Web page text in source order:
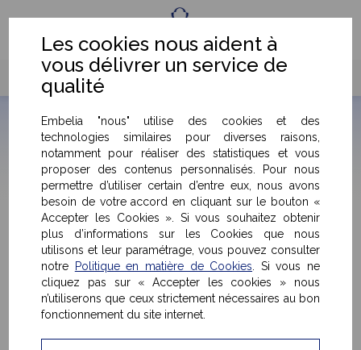
Détails & caractéristiques du produit
< Retour
Les cookies nous aident à
vous délivrer un service de
qualité
Embelia "nous" utilise des cookies et des
technologies similaires pour diverses raisons,
notamment pour réaliser des statistiques et vous
proposer des contenus personnalisés. Pour nous
permettre d’utiliser certain d’entre eux, nous avons
besoin de votre accord en cliquant sur le bouton «
Accepter les Cookies ». Si vous souhaitez obtenir
plus d’informations sur les Cookies que nous
utilisons et leur paramétrage, vous pouvez consulter
notre
Politique en matière de Cookies. Si vous ne
cliquez pas sur « Accepter les cookies » nous
n’utiliserons que ceux strictement nécessaires au bon
fonctionnement du site internet.